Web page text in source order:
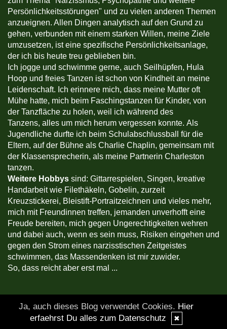
Persönlichkeitsstörungen" und zu vielen anderen Themen
anzueignen. Allen Dingen analytisch auf den Grund zu
gehen, verbunden mit einem starken Willen, meine Ziele
umzusetzen, ist eine spezifische Persönlichkeitsanlage,
der ich bis heute treu geblieben bin.
Ich jogge und schwimme gerne, auch Seilhüpfen, Hula
Hoop und freies Tanzen ist schon von Kindheit an meine
Leidenschaft. Ich erinnere mich, dass meine Mutter oft
Mühe hatte, mich beim Faschingstanzen für Kinder, von
der Tanzfläche zu holen, weil ich während des
Tanzens, alles um mich herum vergessen konnte. Als
Jugendliche durfte ich beim Schulabschlussball für die
Eltern, auf der Bühne als Charlie Chaplin, gemeinsam mit
der Klassensprecherin, als meine Partnerin Charleston
tanzen.
Weitere Hobbys sind: Gittarrespielen, Singen, kreative
Handarbeit wie Filethäkeln, Gobelin, zurzeit
Kreuzstickerei, Bleistift-Portraitzeichnen und vieles mehr,
mich mit Freundinnen treffen, jemanden unverhofft eine
Freude bereiten, mich gegen Ungerechtigkeiten wehren
und dabei auch, wenn es sein muss, Risiken eingehen und
gegen den Strom eines narzisstischen Zeitgeistes
schwimmen, das Massendenken ist mir zuwider.
So, dass reicht aber erst mal ...
Ja, auch dieses Blog verwendet Cookies. Hier
erfaehrst Du alles zum Datenschutz
✖